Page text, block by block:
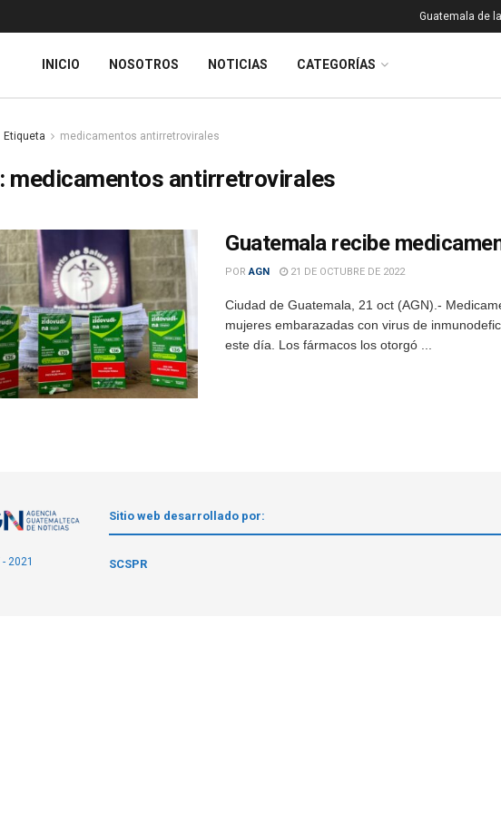
Guatemala de
INICIO NOSOTROS NOTICIAS CATEGORÍAS
Etiqueta medicamentos antirretrovirales
medicamentos antirretrovirales
Guatemala recibe
POR AGN 21 DE OCTUBRE DE 2022
Ciudad de Guatemala, 21 oct (AGN).-
mujeres embarazadas con virus de
este día. Los fármacos los otorgó ...
- 2021
Sitio web desarrollado por:
SCSPR